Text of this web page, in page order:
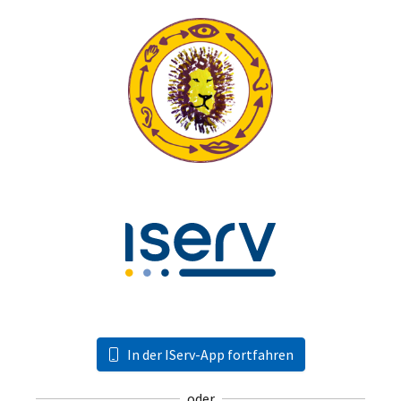
In der IServ-App fortfahren